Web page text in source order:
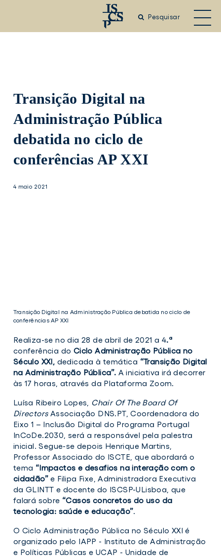
Pesquisar
Transição Digital na
Administração Pública
debatida no ciclo de
conferências AP XXI
4 maio 2021
Digital
na
Administração
Pública
debatida
no
ciclo
de
conferências
AP
XXI
Transição Digital na Administração Pública debatida no ciclo de
conferências AP XXI
Realiza-se no dia 28 de abril de 2021 a 4.ª
conferência do Ciclo Administração Pública no
Século XXI, dedicada à temática “Transição Digital
na Administração Pública”. A iniciativa irá decorrer
às 17 horas, através da Plataforma Zoom.
Luísa Ribeiro Lopes, Chair Of The Board Of
DirectorsAssociação DNS.PT, Coordenadora do
Eixo 1 – Inclusão Digital do Programa Portugal
InCoDe.2030, será a responsável pela palestra
inicial. Segue-se depois Henrique Martins,
Professor Associado do ISCTE, que abordará o
tema “Impactos e desafios na interação com o
cidadão” e Filipa Fixe, Administradora Executiva
da GLINTT e docente do ISCSP-ULisboa, que
falará sobre “Casos concretos do uso da
tecnologia: saúde e educação”.
O Ciclo Administração Pública no Século XXI é
organizado pelo IAPP - Instituto de Administração
e Políticas Públicas e UCAP - Unidade de